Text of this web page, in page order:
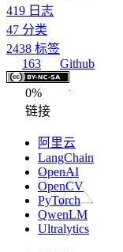
419 日志
47 分类
2438 标签
163
Github
0%
链接
阿里云
LangChain
OpenAI
OpenCV
PyTorch
QwenLM
Ultralytics